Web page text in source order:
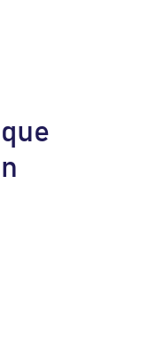
que
n